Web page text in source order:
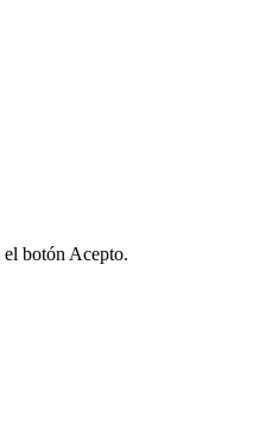
el botón Acepto.